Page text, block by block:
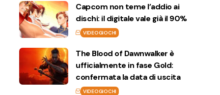
Capcom non teme l’addio ai
dischi: il digitale vale già il 90%
VIDEOGIOCHI
The Blood of Dawnwalker è
ufficialmente in fase Gold:
confermata la data di uscita
VIDEOGIOCHI